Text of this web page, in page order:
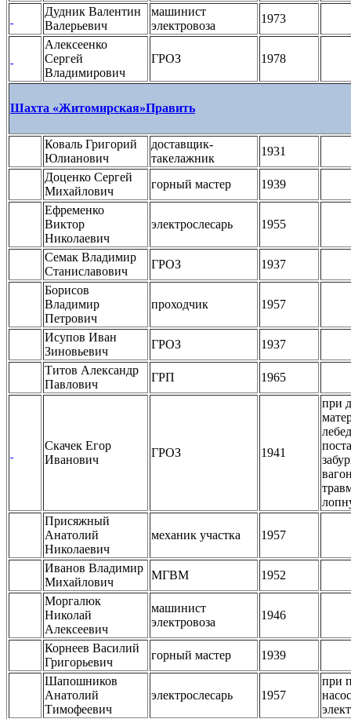
Дудник Валентин
Валерьевич
машинист
электровоза
1973
Алексеенко
Сергей
Владимирович
ГРОЗ 1978
Шахта «Житомирская»Править
Коваль Григорий
Юлианович
доставщик-
такелажник
1931
Доценко Сергей
Михайлович
горный мастер
1939
Ефременко
Виктор
Николаевич
электрослесарь 1955
Семак Владимир
Станиславович
ГРОЗ
1937
Борисов
Владимир
Петрович
проходчик 1957
Исупов Иван
Зиновьевич
ГРОЗ
1937
Титов Александр
Павлович
ГРП 1965
Скачек Егор
Иванович
ГРОЗ 1941
при
Присяжный
Анатолий
Николаевич
механик участка 1957
Иванов Владимир
Михайлович
МГВМ
1952
Моргалюк
Николай
Алексеевич
машинист
электровоза
1946
Корнеев Василий
Григорьевич
горный мастер
1939
Шапошников
Анатолий
Тимофеевич
электрослесарь 1957
при